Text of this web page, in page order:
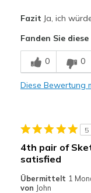
Comfortable
Durable
View On Shoes
Fazit Ja, ich
Fanden Sie
0 0
Diese Bewertung
5
4th pair of
satisfied
Übermittelt 1
von John